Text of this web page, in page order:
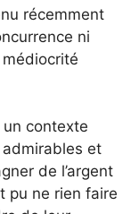
récemment
ni
un contexte
et
de l’argent
pu ne rien faire